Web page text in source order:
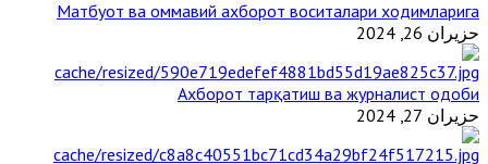
Матбуот ва оммавий ахборот воситалари ходимларига
حزيران 26, 2024
Ахборот тарқатиш ва журналист одоби
حزيران 27, 2024